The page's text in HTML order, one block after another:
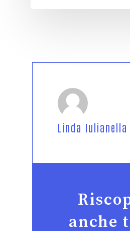
Linda Iulianella
anche